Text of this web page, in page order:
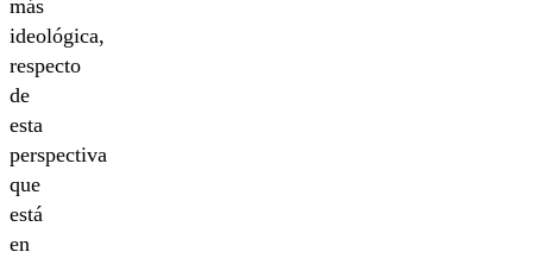
más
ideológica,
respecto
de
esta
perspectiva
que
está
en